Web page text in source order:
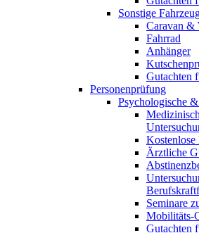
Sonstige
Caravan &
Fahrrad
Anhänger
Gutachten
Personenprüfung
Psychologische
Ärztliche
Seminare
Mobilitäts-
Gutachten